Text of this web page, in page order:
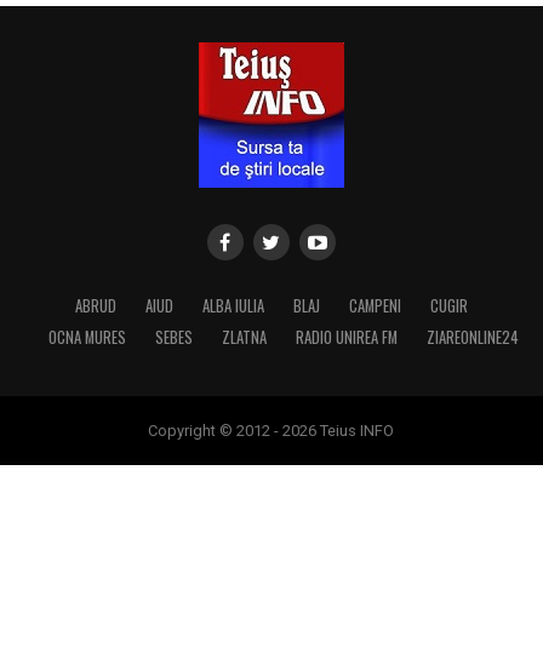
ABRUD AIUD ALBA IULIA BLAJ CAMPENI
CUGIR
OCNA MURES
SEBES ZLATNA RADIO UNIREA FM ZIAREONLINE24
Copyright © 2012 - 2026 Teius INFO